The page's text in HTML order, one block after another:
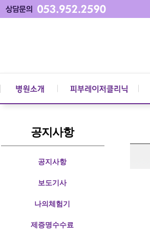
공지사항
공지사항
보도기사
나의체험기
제증명수수료